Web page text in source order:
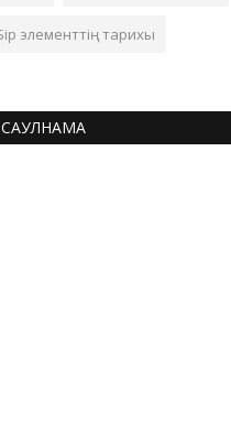
элементтің тарихы
САУЛНАМА